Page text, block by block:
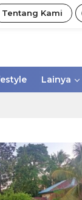
Tentang Kami
Lainya